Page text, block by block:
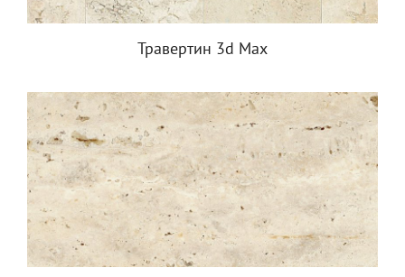
Травертин 3d Max